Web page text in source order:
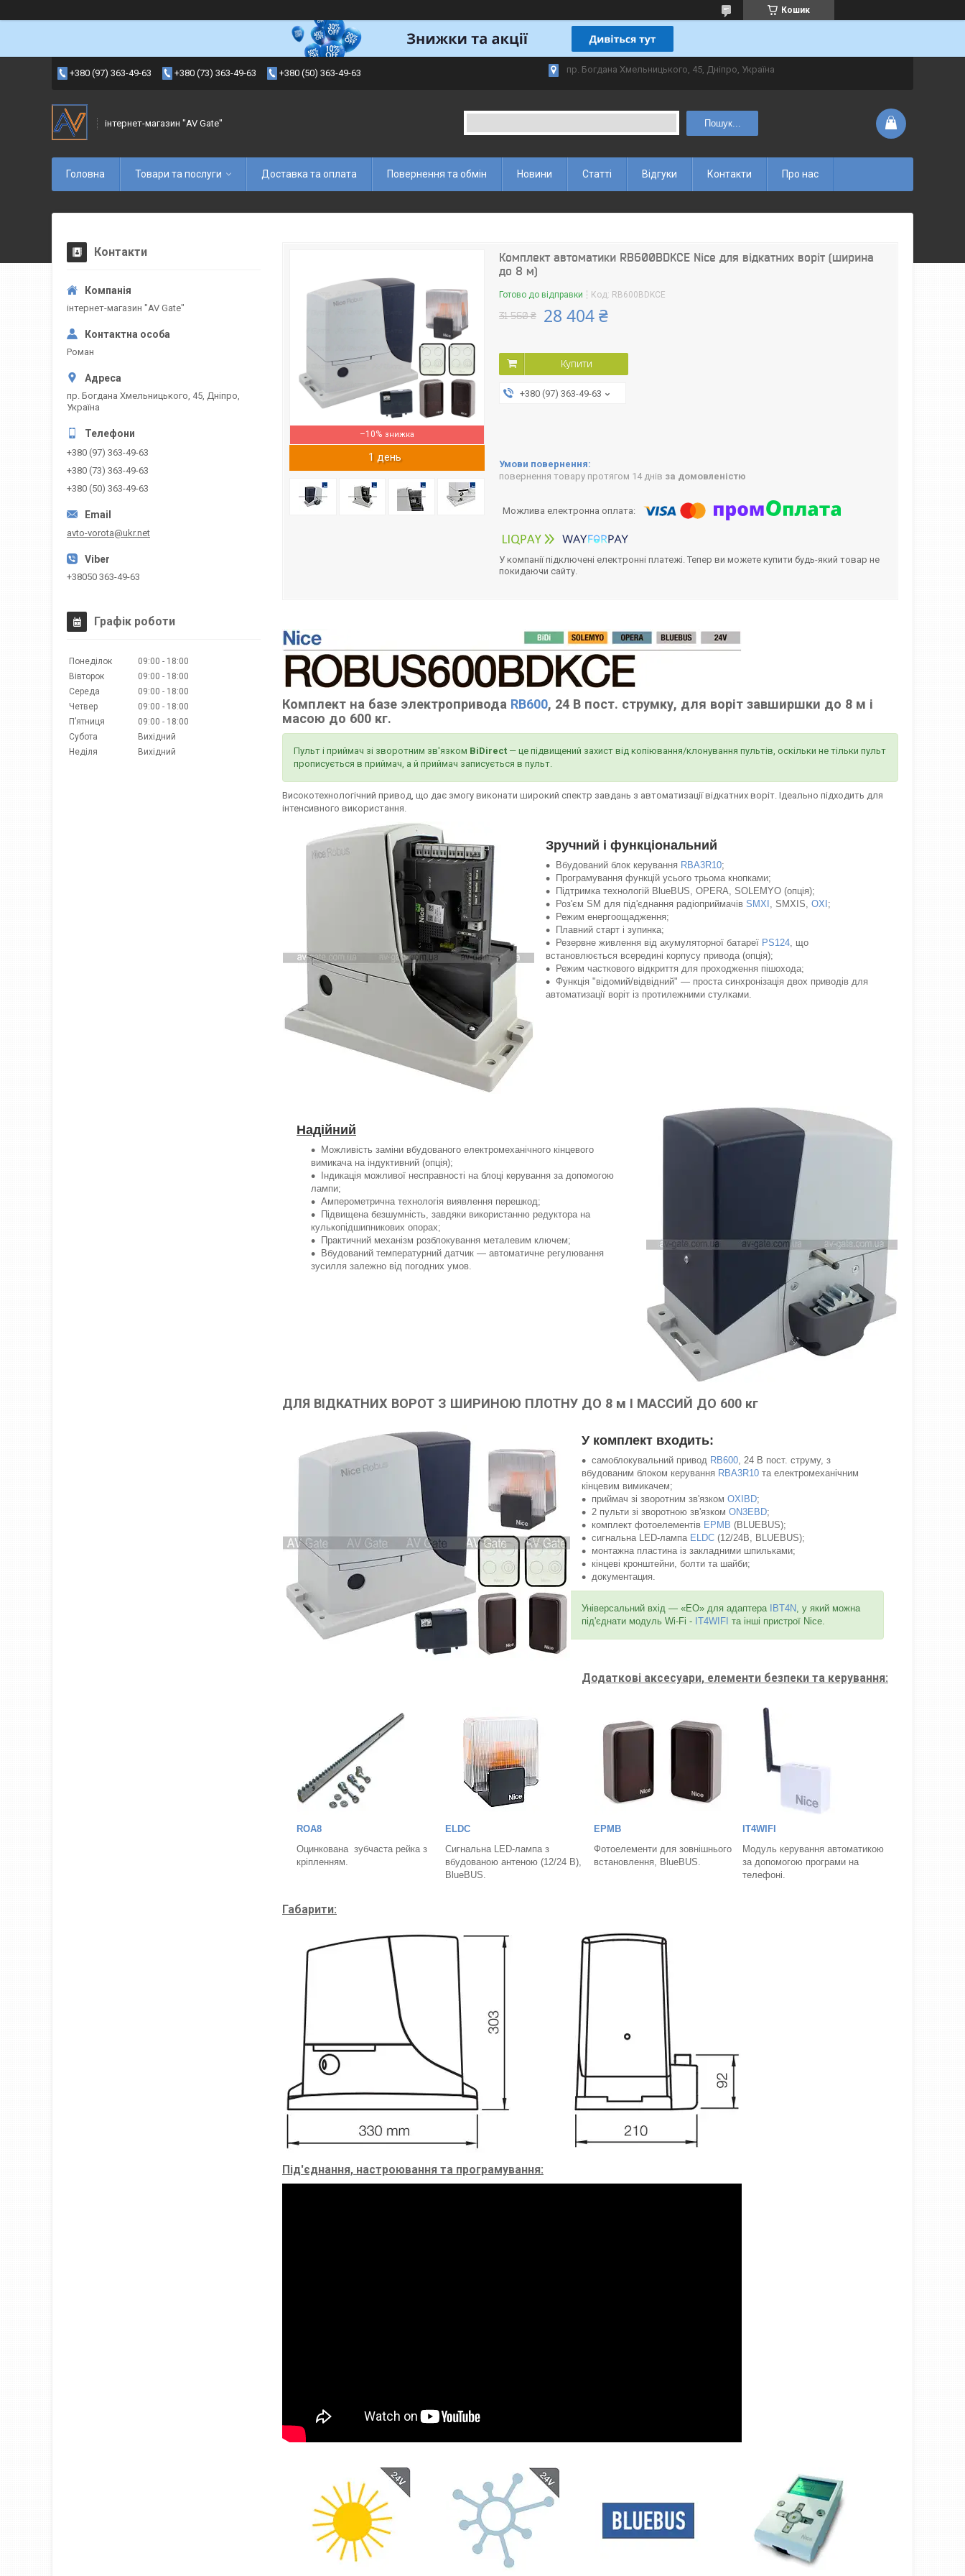
Кошик
+380 (97) 363-49-63 +380 (73) 363-49-63 +380 (50) 363-49-63 пр. Богдана Хмельницького, 45, Дніпро, Україна
інтернет-магазин "AV Gate" Пошук...
Головна Товари та послуги Доставка та оплата Повернення та обмін Новини Статті Відгуки Контакти Про нас
–10%
1 день
Комплект автоматики RB600BDKCE Nice для відкатних воріт (ширина
до 8 м)
Готово до відправки Код: RB600BDKCE
31 560 ₴ 28 404 ₴
Купити
+380 (97) 363-49-63
повернення товару протягом 14 днів за домовленістю
У компанії підключені електронні платежі. Тепер ви можете купити будь-який товар не
покидаючи сайту.
Комплект на базе электропривода RB600, 24 В пост. струмку, для воріт завширшки до 8 м і
масою до 600 кг.
Пульт і приймач зі зворотним зв'язком BiDirect — це підвищений захист від копіювання/клонування пультів, оскільки не тільки пульт
прописується в приймач, а й приймач записується в пульт.
Високотехнологічний привод, що дає змогу виконати широкий спектр завдань з автоматизації відкатних воріт. Ідеально підходить для
інтенсивного використання.
Зручний і функціональний
Вбудований блок керування RBA3R10;
Програмування функцій усього трьома кнопками;
Підтримка технологій BlueBUS, OPERA, SOLEMYO (опція);
Роз'єм SM для під'єднання радіоприймачів SMXI , SMXIS, OXI ;
Режим енергоощадження;
Плавний старт і зупинка;
Резервне живлення від акумуляторної батареї PS124, що
встановлюється всередині корпусу привода (опція);
Режим часткового відкриття для проходження пішохода;
Функція "відомий/відвідний" — проста синхронізація двох приводів для
автоматизації воріт із протилежними стулками.
Надійний
Можливість заміни вбудованого електромеханічного кінцевого
вимикача на індуктивний (опція);
Індикація можливої несправності на блоці керування за допомогою
лампи;
Амперометрична технологія виявлення перешкод;
Підвищена безшумність, завдяки використанню редуктора на
кулькопідшипникових опорах;
Практичний механізм розблокування металевим ключем;
Вбудований температурний датчик — автоматичне регулювання
зусилля залежно від погодних умов.
ДЛЯ ВІДКАТНИХ ВОРОТ З ШИРИНОЮ ПЛОТНУ ДО 8 м І МАССИЙ ДО 600 кг
У комплект входить:
самоблокувальний привод RB600 , 24 В пост. струму, з
вбудованим блоком керування RBA3R10 та електромеханічним
кінцевим вимикачем;
приймач зі зворотним зв'язком OXIBD;
2 пульти зі зворотною зв'язком ON3EBD;
комплект фотоелементів EPMB (BLUEBUS);
сигнальна LED-лампа ELDC (12/24B, BLUEBUS);
монтажна пластина із закладними шпильками;
кінцеві кронштейни, болти та шайби;
документация.
Універсальний вхід — «EO» для адаптера IBT4N
, у який можна
під'єднати модуль Wi-Fi - IT4WIFI та інші пристрої Nice.
Додаткові аксесуари, елементи безпеки та керування:
ROA8
Оцинкована зубчаста рейка з
кріпленням.
ELDC
Сигнальна LED-лампа з
вбудованою антеною (12/24 В),
BlueBUS.
EPMB
Фотоелементи для зовнішнього
встановлення, BlueBUS.
IT4WIFI
Модуль керування автоматикою
за допомогою програми на
телефоні.
Габарити:
Під'єднання, настроювання та програмування:
Контакти
інтернет-магазин "AV Gate"
Роман
пр. Богдана Хмельницького, 45, Дніпро,
Україна
+380 (97) 363-49-63
+380 (73) 363-49-63
+380 (50) 363-49-63
avto-vorota@ukr.net
+38050 363-49-63
Графік роботи
Понеділок 09:00
18:00
Вівторок
09:00
18:00
Середа
09:00
18:00
Четвер
09:00
18:00
Пʼятниця
09:00
18:00
Субота
Вихідний
Неділя
Вихідний